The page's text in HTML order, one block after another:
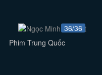
36/36
Phim Trung Quốc